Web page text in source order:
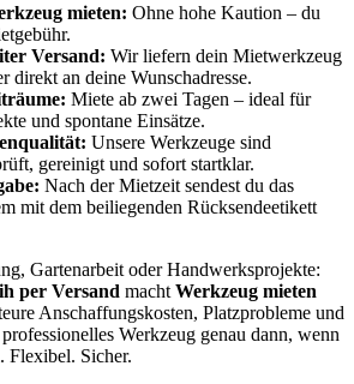
mieten: Ohne hohe Kaution – du
Versand: Wir liefern dein Mietwerkzeug
direkt an deine Wunschadresse.
Miete ab zwei Tagen – ideal für
und spontane Einsätze.
Unsere Werkzeuge sind
gereinigt und sofort startklar.
Nach der Mietzeit sendest du das
mit dem beiliegenden Rücksendeetikett
Gartenarbeit oder Handwerksprojekte:
per Versand macht Werkzeug mieten
Anschaffungskosten, Platzprobleme und
Werkzeug genau dann, wenn
Flexibel. Sicher.